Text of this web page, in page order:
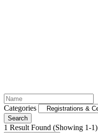
Categories
Search
1 Result Found (Showing 1-1)